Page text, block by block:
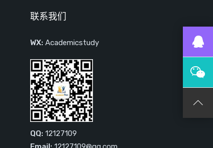
联系我们
WX: Academicstudy
QQ: 12127109